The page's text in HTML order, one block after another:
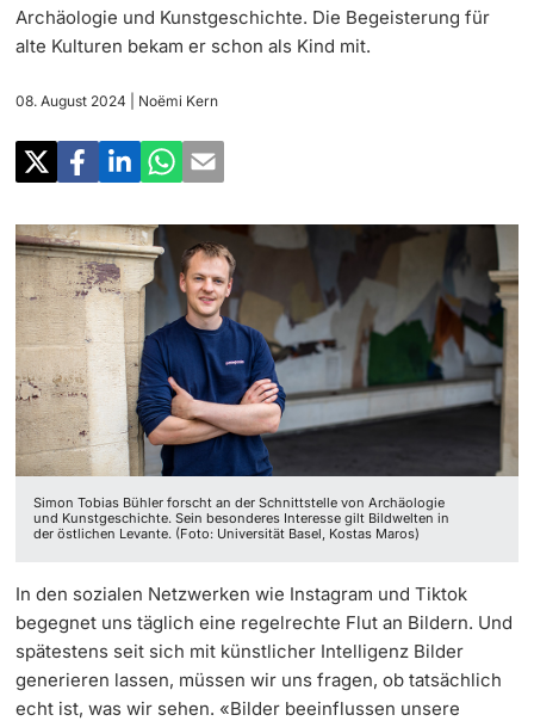
weitere Informationen
weitere Informationen
Dozierende
weitere Informationen
‡ ‡ ‡ ‡ ‡ ‡ ‡ ‡ ‡ ‡ ‡ ‡
Social Media
‡ ‡ ‡ ‡ ‡ ‡ ‡ ‡ ‡ ‡ ‡ ‡
UNI NOVA
‡ ‡ ‡ ‡ ‡ ‡ ‡ ‡
Service für Medien
‡ ‡ ‡ ‡ ‡ ‡ ‡ ‡ ‡ ‡ ‡ ‡ ‡ ‡ ‡ ‡ ‡ ‡ ‡ ‡ ‡ ‡ ‡ ‡ ‡ ‡ ‡ ‡ ‡ ‡ ‡ ‡
Podcasts
‡ ‡ ‡ ‡ ‡ ‡ ‡ ‡ ‡ ‡ ‡ ‡
Ukraine
‡ ‡ ‡ ‡ ‡ ‡ ‡ ‡ ‡ ‡ ‡ ‡ ‡ ‡ ‡ ‡ ‡ ‡ ‡ ‡ ‡ ‡ ‡ ‡ ‡ ‡ ‡ ‡ ‡ ‡ ‡ ‡ ‡ ‡ ‡ ‡ ‡ ‡ ‡ ‡ ‡
Universität
Archäologie und Kunstgeschichte. Die Begeisterung für
alte Kulturen bekam er schon als Kind mit.
08. August 2024 | Noëmi Kern
Simon Tobias Bühler forscht an der Schnittstelle von Archäologie
und Kunstgeschichte. Sein besonderes Interesse gilt Bildwelten in
der östlichen Levante. (Foto: Universität Basel, Kostas Maros)
In den sozialen Netzwerken wie Instagram und Tiktok
begegnet uns täglich eine regelrechte Flut an Bildern. Und
spätestens seit sich mit künstlicher Intelligenz Bilder
generieren lassen, müssen wir uns fragen, ob tatsächlich
echt ist, was wir sehen. «Bilder beeinflussen unsere